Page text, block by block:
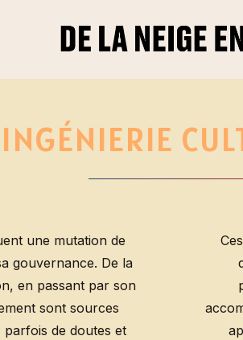
INGÉNIERIE
une mutation de
gouvernance. De la
en passant par son
sont sources
de doutes et